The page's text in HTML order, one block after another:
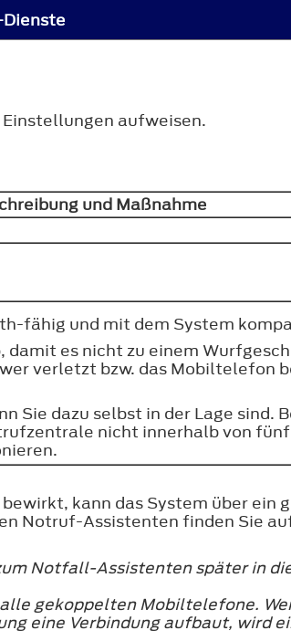
aufweisen.
und Maßnahme
fähig und mit dem System
es nicht zu einem
verletzt bzw. das Mobiltelefon
dazu selbst in der Lage sind.
nicht innerhalb von
kann das System über ein
Notruf-Assistenten finden Sie
Notfall-Assistenten später in
gekoppelten Mobiltelefone.
eine Verbindung aufbaut, wird